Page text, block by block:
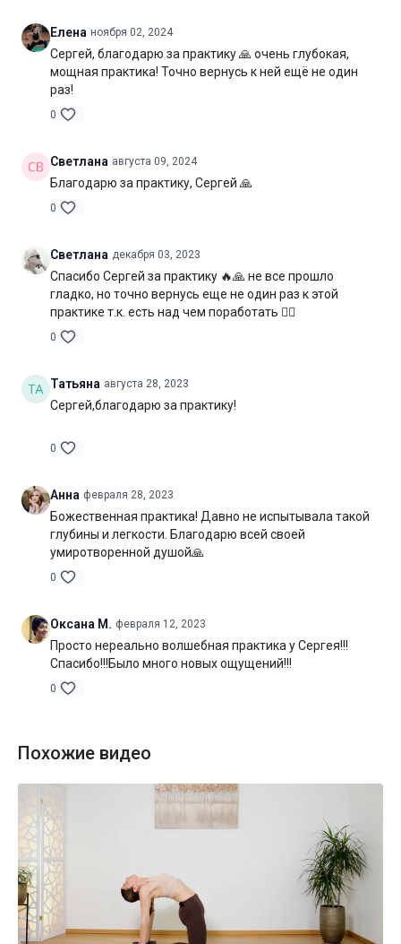
Елена ноября 02, 2024
Сергей, благодарю за практику 🙏 очень глубокая,
мощная практика! Точно вернусь к ней ещё не один
раз!
0
Светлана августа 09, 2024
Благодарю за практику, Сергей 🙏
0
Светлана декабря 03, 2023
Спасибо Сергей за практику 🔥🙏 не все прошло
гладко, но точно вернусь еще не один раз к этой
практике т.к. есть над чем поработать 👌🏻
0
Татьяна августа 28, 2023
Сергей,благодарю за практику!
0
Анна февраля 28, 2023
Божественная практика! Давно не испытывала такой
глубины и легкости. Благодарю всей своей
умиротворенной душой🙏
0
Оксана М. февраля 12, 2023
Просто нереально волшебная практика у Сергея!!!
Спасибо!!!Было много новых ощущений!!!
0
Похожие видео